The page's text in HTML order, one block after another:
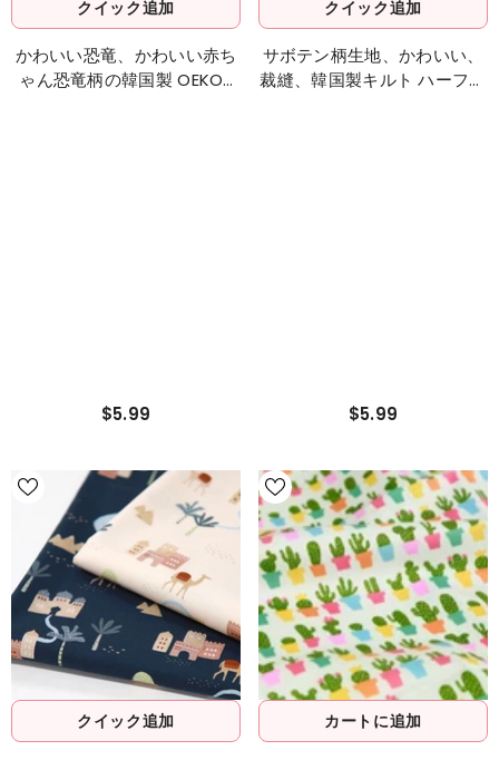
クイック追加
かわいい恐竜、かわいい赤ち
ゃん恐竜柄の韓国製 OEKO-
$5.99
クイック追加
サボテン柄生地、かわいい、
裁縫、韓国製キルト ハーフヤ
$5.99
クイック追加 カートに追加